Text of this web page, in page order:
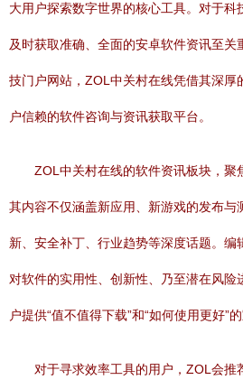
大用户探索数字世界的核心工具。对于科
及时获取准确、全面的安卓软件资讯至关
技门户网站，ZOL中关村在线凭借其深厚
户信赖的软件咨询与资讯获取平台。
ZOL中关村在线的软件资讯板块，聚
其内容不仅涵盖新应用、新游戏的发布与
新、安全补丁、行业趋势等深度话题。编
对软件的实用性、创新性、乃至潜在风险
户提供“值不值得下载”和“如何使用更好”的
对于寻求效率工具的用户，ZOL会推